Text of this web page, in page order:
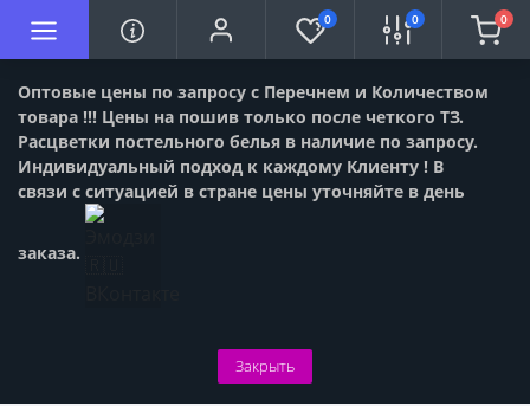
Оптовые цены по запросу с Перечнем и Количеством
товара !!! Цены на пошив только после четкого ТЗ.
Расцветки постельного белья в наличие по запросу.
Индивидуальный подход к каждому Клиенту ! В
связи с ситуацией в стране цены уточняйте в день
заказа.
Закрыть
0 0 0